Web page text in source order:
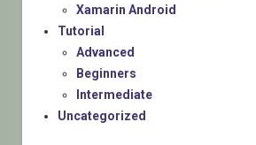
Xamarin Android
Tutorial
Advanced
Beginners
Intermediate
Uncategorized